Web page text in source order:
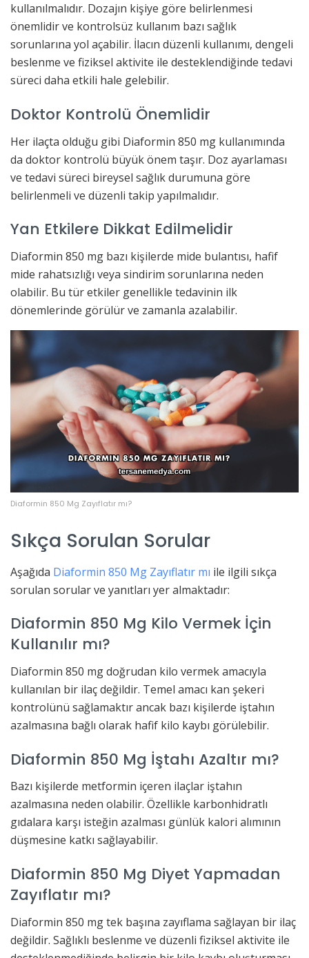
kullanılmalıdır. Dozajın kişiye göre belirlenmesi
önemlidir ve kontrolsüz kullanım bazı sağlık
sorunlarına yol açabilir. İlacın düzenli kullanımı, dengeli
beslenme ve fiziksel aktivite ile desteklendiğinde tedavi
süreci daha etkili hale gelebilir.
Doktor Kontrolü Önemlidir
Her ilaçta olduğu gibi Diaformin 850 mg kullanımında
da doktor kontrolü büyük önem taşır. Doz ayarlaması
ve tedavi süreci bireysel sağlık durumuna göre
belirlenmeli ve düzenli takip yapılmalıdır.
Yan Etkilere Dikkat Edilmelidir
Diaformin 850 mg bazı kişilerde mide bulantısı, hafif
mide rahatsızlığı veya sindirim sorunlarına neden
olabilir. Bu tür etkiler genellikle tedavinin ilk
dönemlerinde görülür ve zamanla azalabilir.
Diaformin 850 Mg Zayıflatır mı?
Sıkça Sorulan Sorular
Aşağıda Diaformin 850 Mg Zayıflatır mı ile ilgili sıkça
sorulan sorular ve yanıtları yer almaktadır:
Diaformin 850 Mg Kilo Vermek İçin
Kullanılır mı?
Diaformin 850 mg doğrudan kilo vermek amacıyla
kullanılan bir ilaç değildir. Temel amacı kan şekeri
kontrolünü sağlamaktır ancak bazı kişilerde iştahın
azalmasına bağlı olarak hafif kilo kaybı görülebilir.
Diaformin 850 Mg İştahı Azaltır mı?
Bazı kişilerde metformin içeren ilaçlar iştahın
azalmasına neden olabilir. Özellikle karbonhidratlı
gıdalara karşı isteğin azalması günlük kalori alımının
düşmesine katkı sağlayabilir.
Diaformin 850 Mg Diyet Yapmadan
Zayıflatır mı?
Diaformin 850 mg tek başına zayıflama sağlayan bir ilaç
değildir. Sağlıklı beslenme ve düzenli fiziksel aktivite ile